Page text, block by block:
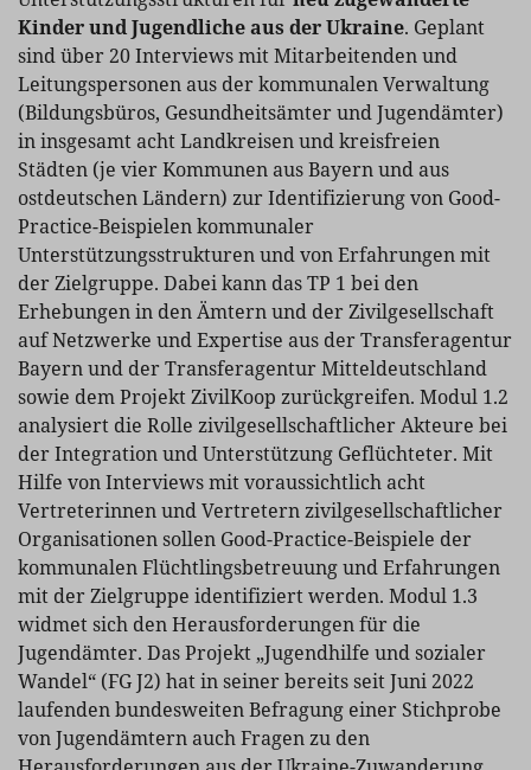
Kinder und Jugendliche aus der Ukraine. Geplant
sind über 20 Interviews mit Mitarbeitenden und
Leitungspersonen aus der kommunalen Verwaltung
(Bildungsbüros, Gesundheitsämter und Jugendämter)
in insgesamt acht Landkreisen und kreisfreien
Städten (je vier Kommunen aus Bayern und aus
ostdeutschen Ländern) zur Identifizierung von Good-
Practice-Beispielen kommunaler
Unterstützungsstrukturen und von Erfahrungen mit
der Zielgruppe. Dabei kann das TP 1 bei den
Erhebungen in den Ämtern und der Zivilgesellschaft
auf Netzwerke und Expertise aus der Transferagentur
Bayern und der Transferagentur Mitteldeutschland
sowie dem Projekt ZivilKoop zurückgreifen. Modul 1.2
analysiert die Rolle zivilgesellschaftlicher Akteure bei
der Integration und Unterstützung Geflüchteter. Mit
Hilfe von Interviews mit voraussichtlich acht
Vertreterinnen und Vertretern zivilgesellschaftlicher
Organisationen sollen Good-Practice-Beispiele der
kommunalen Flüchtlingsbetreuung und Erfahrungen
mit der Zielgruppe identifiziert werden. Modul 1.3
widmet sich den Herausforderungen für die
Jugendämter. Das Projekt „Jugendhilfe und sozialer
Wandel“ (FG J2) hat in seiner bereits seit Juni 2022
laufenden bundesweiten Befragung einer Stichprobe
von Jugendämtern auch Fragen zu den